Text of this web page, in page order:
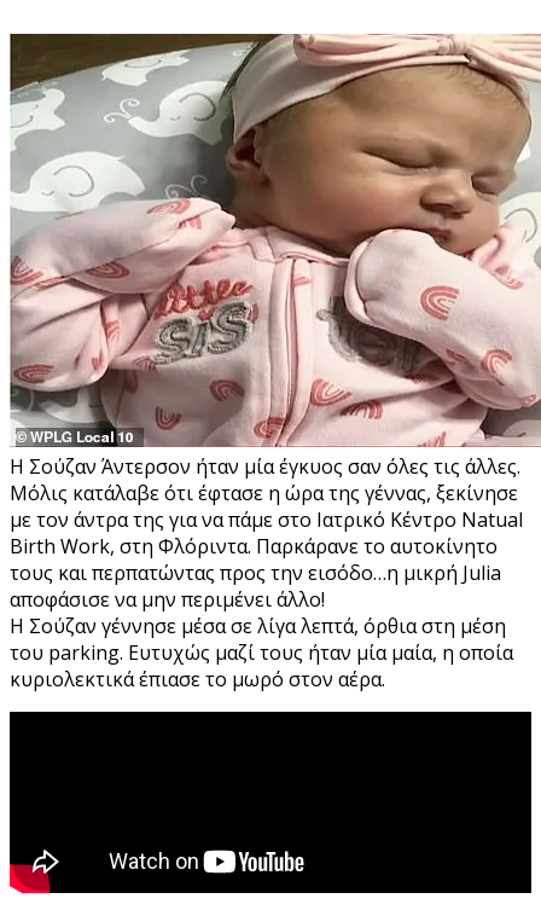
Η Σούζαν Άντερσον ήταν μία έγκυος σαν όλες τις άλλες.
Μόλις κατάλαβε ότι έφτασε η ώρα της γέννας, ξεκίνησε
με τον άντρα της για να πάμε στο Ιατρικό Κέντρο Natual
Birth Work, στη Φλόριντα. Παρκάρανε το αυτοκίνητο
τους και περπατώντας προς την εισόδο…η μικρή Julia
αποφάσισε να μην περιμένει άλλο!
Η Σούζαν γέννησε μέσα σε λίγα λεπτά, όρθια στη μέση
του parking. Ευτυχώς μαζί τους ήταν μία μαία, η οποία
κυριολεκτικά έπιασε το μωρό στον αέρα.